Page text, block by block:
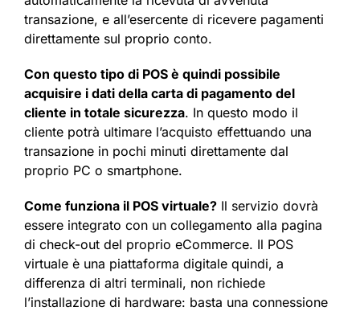
transazione, e all’esercente di ricevere pagamenti
direttamente sul proprio conto.
Con questo tipo di POS è quindi possibile
acquisire i dati della carta di pagamento del
cliente in totale sicurezza. In questo modo il
cliente potrà ultimare l’acquisto effettuando una
transazione in pochi minuti direttamente dal
proprio PC o smartphone.
Come funziona il POS virtuale? Il servizio dovrà
essere integrato con un collegamento alla pagina
di check-out del proprio eCommerce. Il POS
virtuale è una piattaforma digitale quindi, a
differenza di altri terminali, non richiede
l’installazione di hardware: basta una connessione